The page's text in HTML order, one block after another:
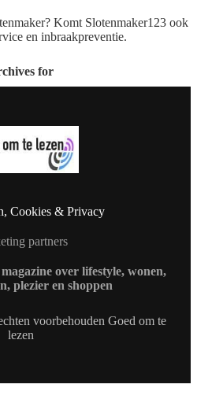
Komt Slotenmaker123 ook
en inbraakpreventie.
for
Cookies & Privacy
partners
over lifestyle, wonen,
plezier en shoppen
voorbehouden Goed om te
lezen